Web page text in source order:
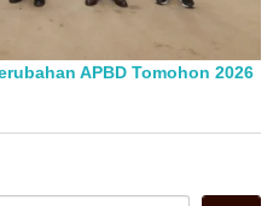
APBD Tomohon 2026